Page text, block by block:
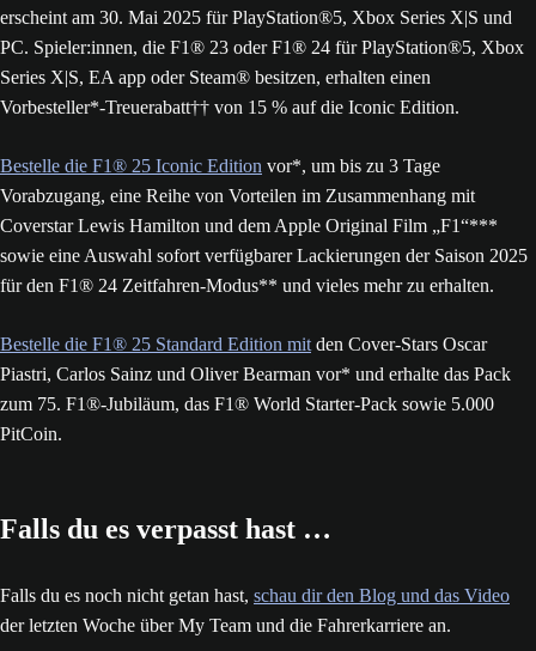
befahren: F1® 25 soll das bisher umfassendste F1®-Erlebnis werden.
EA SPORTS F1® 25 wurde von Codemasters entwickelt und
erscheint am 30. Mai 2025 für PlayStation®5, Xbox Series X|S und
Series X|S, EA app oder Steam® besitzen, erhalten einen
Vorbesteller*-Treuerabatt†† von 15 % auf die Iconic Edition.
Bestelle die F1® 25 Iconic Editionvor*, um bis zu 3 Tage
Vorabzugang, eine Reihe von Vorteilen im Zusammenhang mit
sowie eine Auswahl sofort verfügbarer Lackierungen der Saison 2025
für den F1® 24 Zeitfahren-Modus** und vieles mehr zu erhalten.
Bestelle die F1® 25 Standard Edition mit
PitCoin.